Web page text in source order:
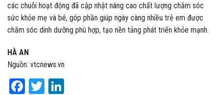
các chuỗi hoạt động đã cập nhật nâng cao chất lượng chăm sóc
sức khỏe mẹ và bé, góp phần giúp ngày càng nhiều trẻ em được
chăm sóc dinh dưỡng phù hợp, tạo nền tảng phát triển khỏe mạnh.
HÀ AN
Nguồn: vtcnews.vn
Facebook
Twitter